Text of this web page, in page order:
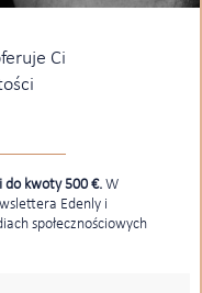
Ci
kwoty 500 €.W
Edenly i
społecznościowych